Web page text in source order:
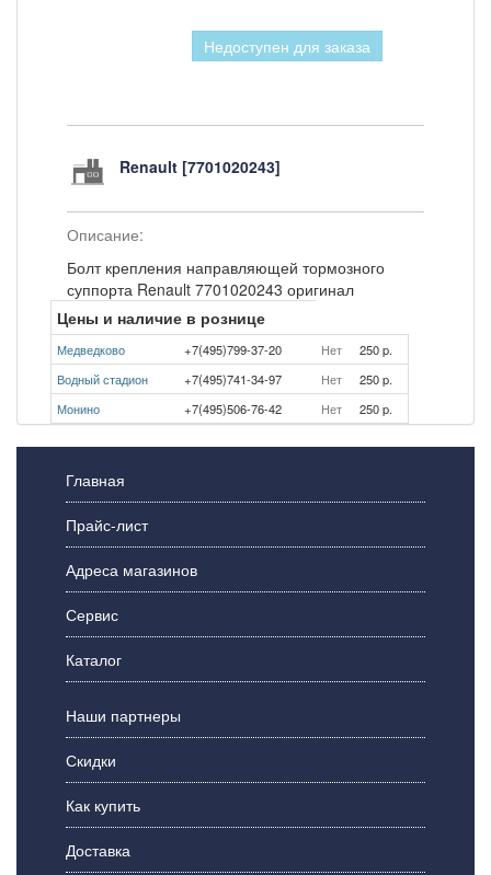
Недоступен для заказа
Renault [7701020243]
Описание:
Болт крепления направляющей тормозного
суппорта Renault 7701020243 оригинал
Цены и наличие в рознице
Медведково +7(495)799-37-20 Нет
250 p.
Водный стадион
+7(495)741-34-97 Нет
250 p.
Монино
+7(495)506-76-42 Нет 250 p.
Главная
Прайс-лист
Адреса магазинов
Сервис
Каталог
Наши партнеры
Скидки
Как купить
Доставка